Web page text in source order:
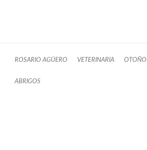
ROSARIO AGÜERO VETERINARIA OTOÑO
ABRIGOS